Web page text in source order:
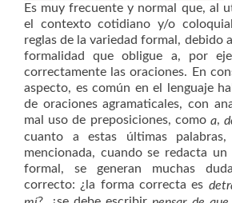
Es muy frecuente y normal que, al
el contexto cotidiano y/o
reglas de la variedad formal, debido
formalidad que obligue a, por
correctamente las oraciones. En
aspecto, es común en el lenguaje
de oraciones agramaticales, con
mal uso de preposiciones, como a,
cuanto a estas últimas
mencionada, cuando se redacta
formal, se generan muchas
correcto: ¿la forma correcta es